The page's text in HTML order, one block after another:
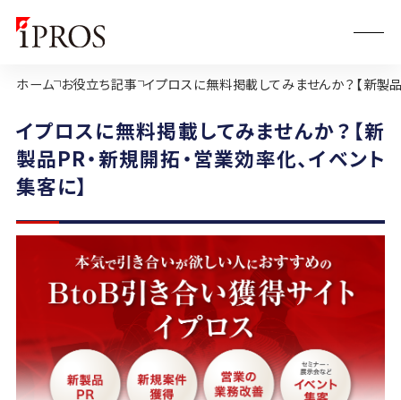
ホーム お役立ち記事 イプロスに無料掲載してみませんか？【新製
イプロスに無料掲載してみませんか？【新
製品PR・新規開拓・営業効率化、イベント
集客に】
2025.10.16